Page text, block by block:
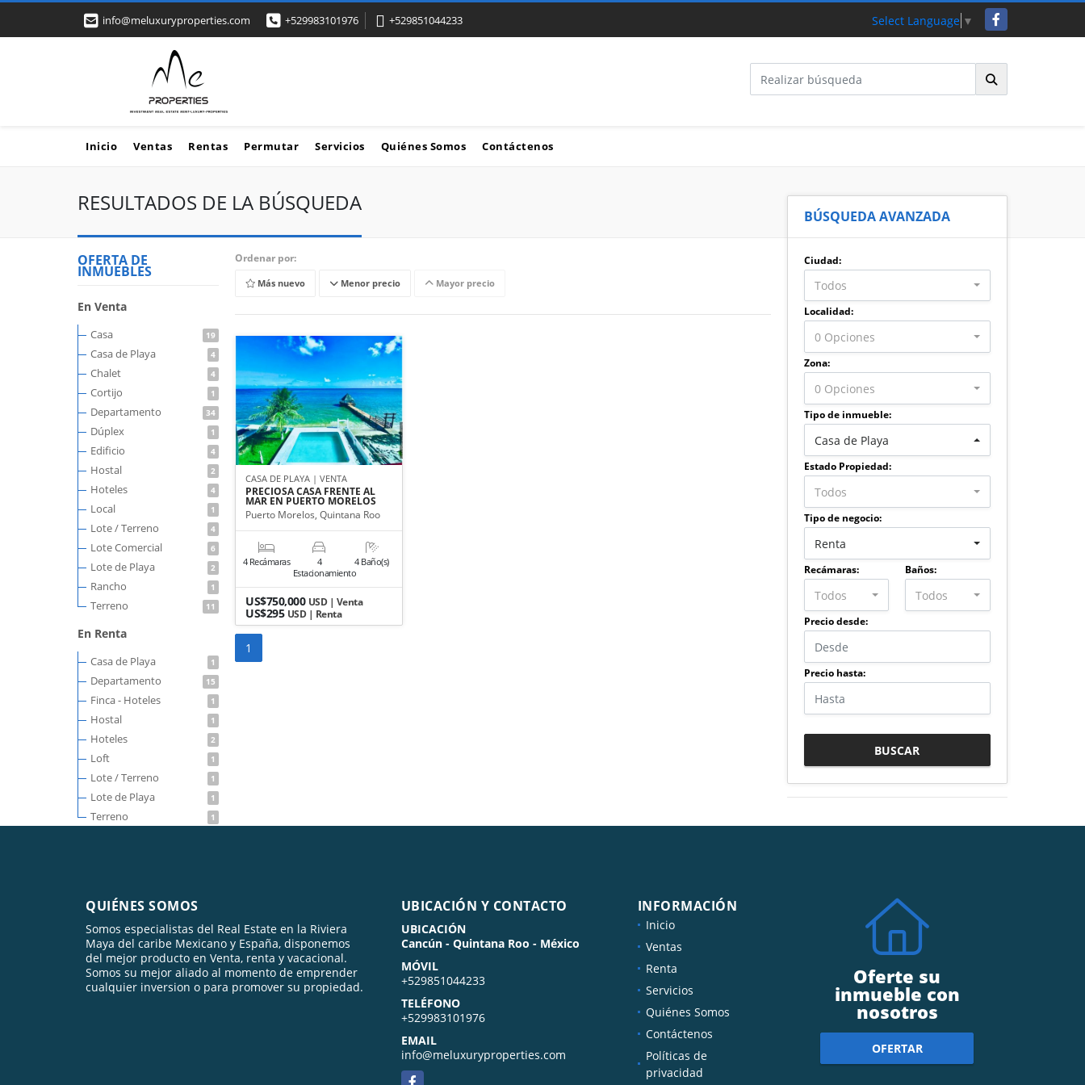
info@meluxuryproperties.com +529983101976 +529851044233 Select Language ▼ Facebook
Inicio Ventas Rentas Permutar Servicios Quiénes Somos Contáctenos
RESULTADOS DE LA BÚSQUEDA
OFERTA DE
INMUEBLES
En Venta
Casa 19
Casa de Playa 4
Chalet 4
Cortijo 1
Departamento 34
Dúplex 1
Edificio 4
Hostal 2
Hoteles 4
Local 1
Lote / Terreno 4
Lote Comercial 6
Lote de Playa 2
Rancho 1
Terreno 11
En Renta
Casa de Playa 1
Departamento 15
Finca - Hoteles 1
Hostal 1
Hoteles 2
Loft 1
Lote / Terreno 1
Lote de Playa 1
Terreno 1
Ordenar por:
Más nuevo Menor precio Mayor precio
CASA DE PLAYA | VENTA
PRECIOSA CASA FRENTE AL
MAR EN PUERTO MORELOS
Puerto Morelos, Quintana Roo
4 Recámaras
4
Estacionamiento
4 Baño(s)
US$750,000 USD | Venta
US$295 USD | Renta
1
BÚSQUEDA AVANZADA
Ciudad:
Todos
Localidad:
0 Opciones
Zona:
0 Opciones
Tipo de inmueble:
Casa de Playa
Estado Propiedad:
Todos
Tipo de negocio:
Renta
Recámaras:
Todos
Baños:
Todos
Precio desde:
Precio hasta:
BUSCAR
QUIÉNES SOMOS
Somos especialistas del Real Estate en la Riviera
Maya del caribe Mexicano y España, disponemos
del mejor producto en Venta, renta y vacacional.
Somos su mejor aliado al momento de emprender
cualquier inversion o para promover su propiedad.
UBICACIÓN Y CONTACTO
UBICACIÓN
Cancún - Quintana Roo - México
MÓVIL
+529851044233
TELÉFONO
+529983101976
EMAIL
info@meluxuryproperties.com
Facebook
INFORMACIÓN
Inicio
Ventas
Renta
Servicios
Quiénes Somos
Contáctenos
Políticas de
privacidad
Oferte su
inmueble con
nosotros
OFERTAR